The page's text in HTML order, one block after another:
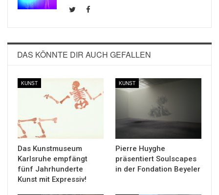
DAS KÖNNTE DIR AUCH GEFALLEN
KUNST
Das Kunstmuseum
Karlsruhe empfängt
fünf Jahrhunderte
Kunst mit Expressiv!
KUNST
Pierre Huyghe
präsentiert Soulscapes
in der Fondation Beyeler